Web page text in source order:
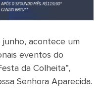
acontece um
eventos do
da Colheita”,
Senhora Aparecida.